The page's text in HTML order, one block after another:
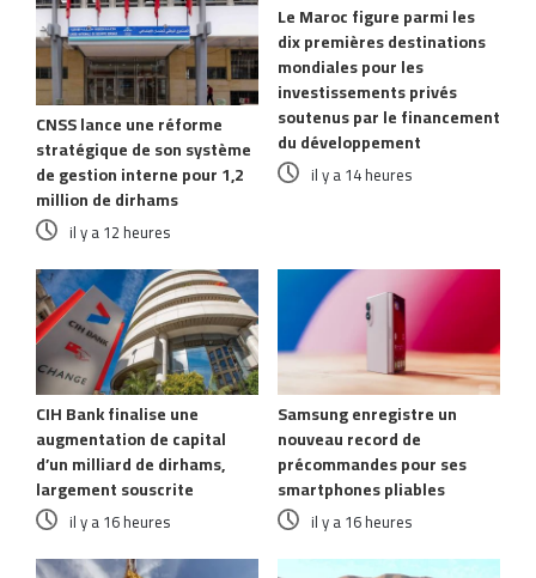
CNSS lance une réforme
stratégique de son système
de gestion interne pour 1,2
million de dirhams
il y a 12 heures
Le Maroc figure parmi les
dix premières destinations
mondiales pour les
investissements privés
soutenus par le financement
du développement
il y a 14 heures
CIH Bank finalise une
augmentation de capital
d’un milliard de dirhams,
largement souscrite
il y a 16 heures
Samsung enregistre un
nouveau record de
précommandes pour ses
smartphones pliables
il y a 16 heures